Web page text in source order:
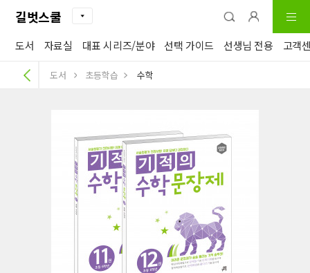
길벗스쿨
도서 자료실 대표 시리즈/분야 선택 가이드 선생님 전용 고객
도서 초등학습 수학